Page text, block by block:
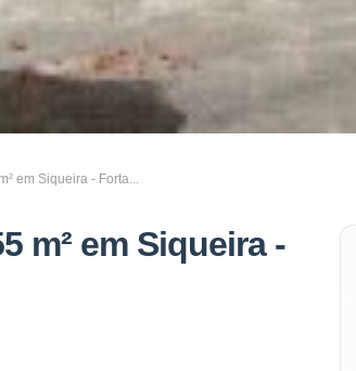
em Siqueira - Forta...
m² em Siqueira -